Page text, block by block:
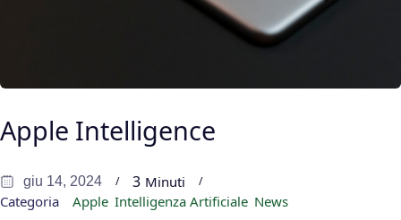
Apple Intelligence
giu 14, 2024 3 Minuti
Categoria
Apple Intelligenza Artificiale News